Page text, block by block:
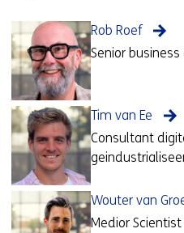
Rob Roef
Senior business
Tim van Ee
Consultant
Wouter van
Medior